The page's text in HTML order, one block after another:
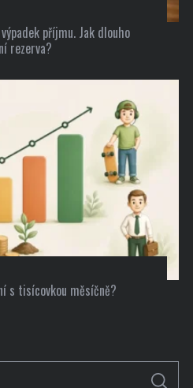
příjmu. Jak dlouho
rezerva?
s tisícovkou měsíčně?
S